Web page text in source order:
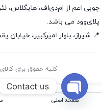
چوبی اعم از ام‌دی‌اف، هایگلاس،
پلای‌وود می باشد.
📍 شیراز، بلوار امیرکبیر، خیابان
کلیه حقوق برای
صفحه اصلی
Contact us